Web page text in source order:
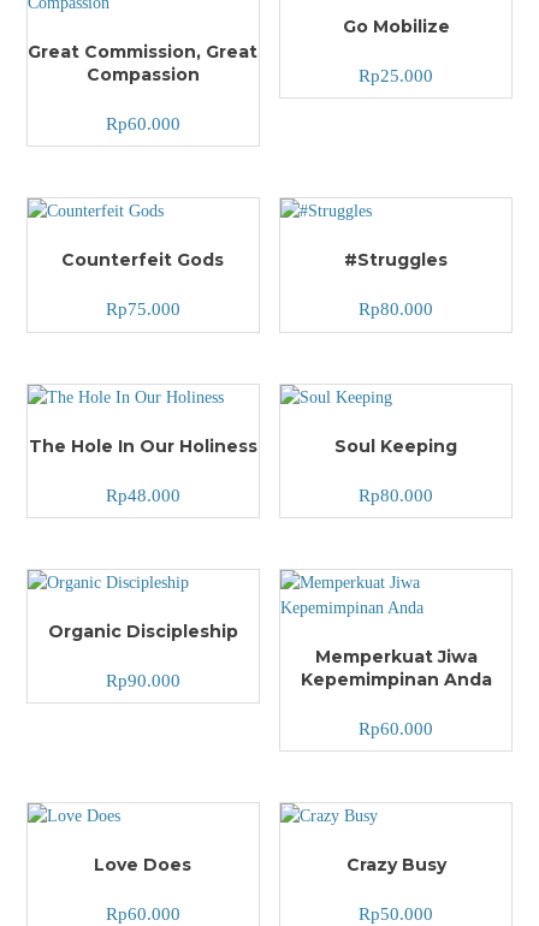
Great Commission, Great
Compassion
Rp60.000
Go Mobilize
Rp25.000
Counterfeit Gods
Rp75.000
#Struggles
Rp80.000
The Hole In Our Holiness
Rp48.000
Soul Keeping
Rp80.000
Organic Discipleship
Rp90.000
Memperkuat Jiwa
Kepemimpinan Anda
Rp60.000
Love Does
Rp60.000
Crazy Busy
Rp50.000